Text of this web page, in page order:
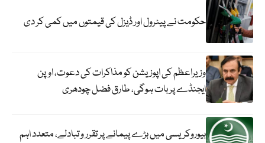
حکومت نے پیٹرول اور ڈیزل کی قیمتوں میں کمی کر دی
وزیراعظم کی اپوزیشن کو مذاکرات کی دعوت، اوپن
ایجنڈے پر بات ہوگی، طارق فضل چودھری
بیوروکریسی میں بڑے پیمانے پر تقرر و تبادلے، متعدد اہم